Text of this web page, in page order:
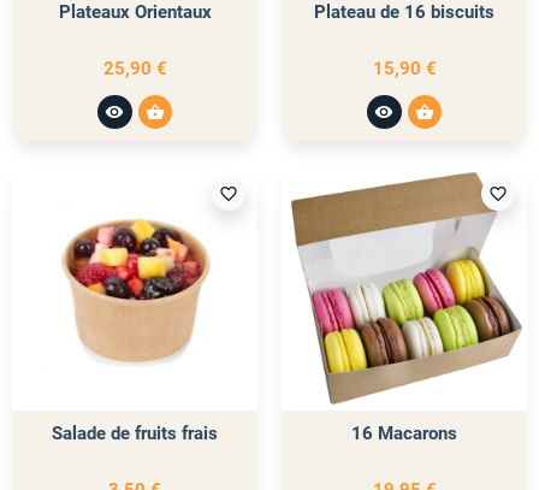
Plateaux Orientaux
25,90 €
visibility shopping_basket
Plateau de 16 biscuits
15,90 €
visibility shopping_basket
favorite_border
Salade de fruits frais
favorite_border
16 Macarons